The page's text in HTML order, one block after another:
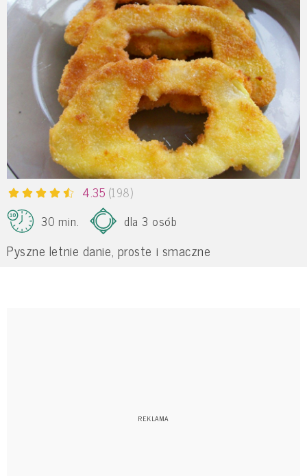
4.35 (198)
30 min.
dla 3 osób
Pyszne letnie danie, proste i smaczne